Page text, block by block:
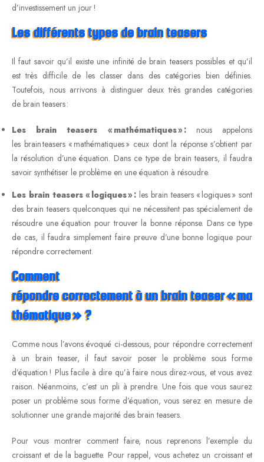
d’investissement un jour !
Les différents types de brain teasers
Il faut savoir qu’il existe une infinité de brain teasers possibles et qu’il
est très difficile de les classer dans des catégories bien définies.
Toutefois, nous arrivons à distinguer deux très grandes catégories
de brain teasers :
Les brain teasers « mathématiques » :nous appelons
les brain teasers « mathématiques » ceux dont la réponse s’obtient par
la résolution d’une équation. Dans ce type de brain teasers, il faudra
savoir synthétiser le problème en une équation à résoudre.
Les brain teasers « logiques » : les brain teasers « logiques » sont
des brain teasers quelconques qui ne nécessitent pas spécialement de
résoudre une équation pour trouver la bonne réponse. Dans ce type
de cas, il faudra simplement faire preuve d’une bonne logique pour
répondre correctement.
Comment
répondre correctement à un brain teaser « ma
thématique » ?
Comme nous l’avons évoqué ci-dessous, pour répondre correctement
à un brain teaser, il faut savoir poser le problème sous forme
d’équation ! Plus facile à dire qu’à faire nous direz-vous, et vous avez
raison. Néanmoins, c’est un pli à prendre. Une fois que vous saurez
poser un problème sous forme d’équation, vous serez en mesure de
solutionner une grande majorité des brain teasers.
Pour vous montrer comment faire, nous reprenons l’exemple du
croissant et de la baguette. Pour rappel, vous achetez un croissant et